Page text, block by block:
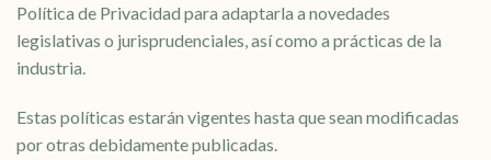
Política de Privacidad para adaptarla a novedades
legislativas o jurisprudenciales, así como a prácticas de la
industria.
Estas políticas estarán vigentes hasta que sean modificadas
por otras debidamente publicadas.